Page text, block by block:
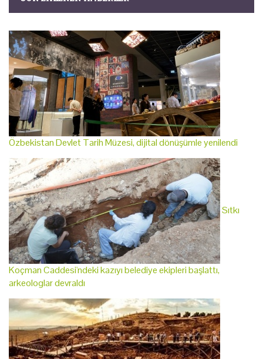
Özbekistan Devlet Tarih Müzesi, dijital dönüşümle yenilendi
Sıtkı
Koçman Caddesi'ndeki kazıyı belediye ekipleri başlattı,
arkeologlar devraldı